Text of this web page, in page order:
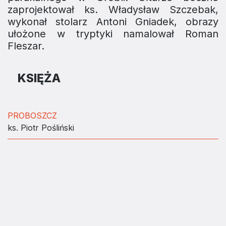
zaprojektował ks. Władysław Szczebak,
wykonał stolarz Antoni Gniadek, obrazy
ułożone w tryptyki namalował Roman
Fleszar.
KSIĘŻA
PROBOSZCZ
ks. Piotr Pośliński